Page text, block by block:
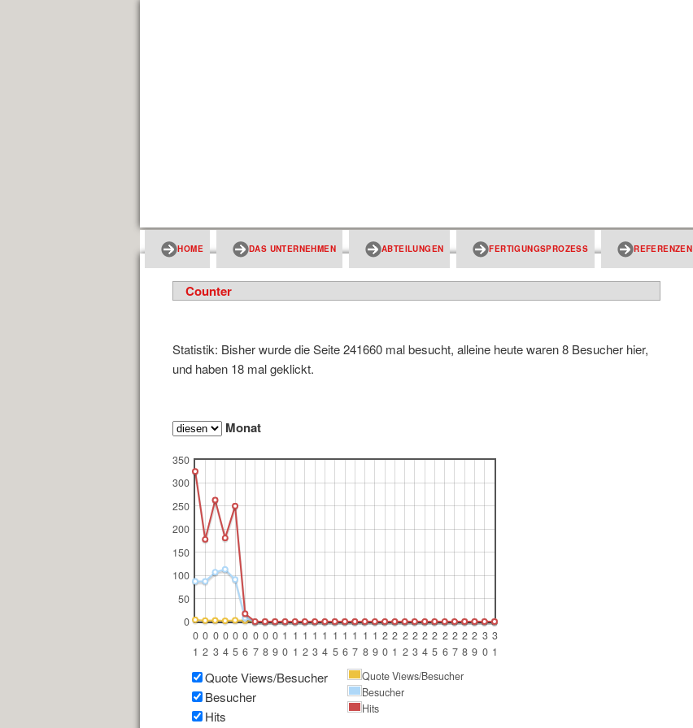
HOME DAS UNTERNEHMEN ABTEILUNGEN FERTIGUNGSPROZESS REFERENZEN
Counter
Statistik: Bisher wurde die Seite 241660 mal besucht, alleine heute waren 8 Besucher hier,
und haben 18 mal geklickt.
Monat
0
1
0
2
0
3
0
4
0
5
0
6
0
7
0
8
0
9
1
0
1
1
1
2
1
3
1
4
1
5
1
6
1
7
1
8
1
9
2
0
2
1
2
2
2
3
2
4
2
5
2
6
2
7
2
8
2
9
3
0
3
1
0
50
100
150
200
250
300
350
Quote Views/Besucher
Besucher
Hits
Quote Views/Besucher
Besucher
Hits
Heute waren schon 8 Besucher (18 Hits) hier!